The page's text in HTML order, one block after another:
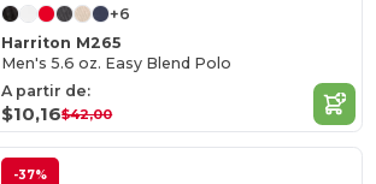
+6
Harriton M265
Men's 5.6 oz. Easy Blend Polo
A partir de:
$10,16$42,00
-37%